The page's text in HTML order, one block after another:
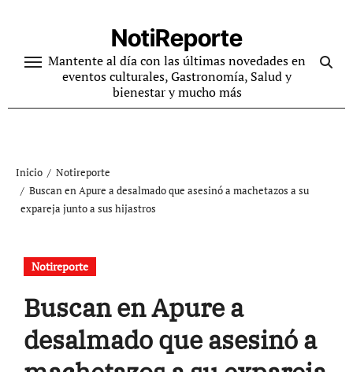
contenido
NotiReporte
Mantente al día con las últimas novedades en
eventos culturales, Gastronomía, Salud y
bienestar y mucho más
Inicio
Notireporte
Buscan en Apure a desalmado que asesinó a machetazos a su
expareja junto a sus hijastros
Notireporte
Buscan en Apure a
desalmado que asesinó a